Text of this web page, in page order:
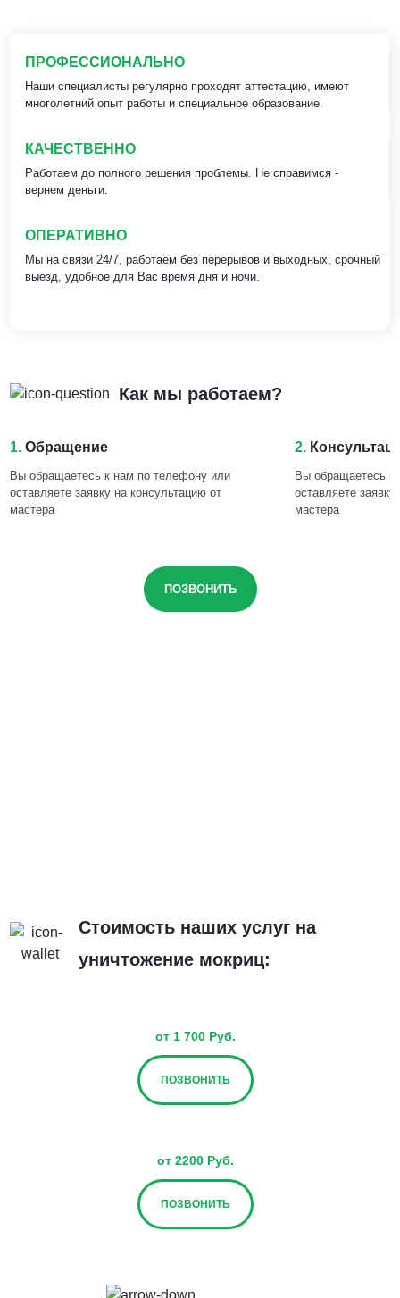
ПРОФЕССИОНАЛЬНО
Наши специалисты регулярно проходят аттестацию, имеют
многолетний опыт работы и специальное образование.
КАЧЕСТВЕННО
Работаем до полного решения проблемы. Не справимся -
вернем деньги.
ОПЕРАТИВНО
Мы на связи 24/7, работаем без перерывов и выходных, срочный
выезд, удобное для Вас время дня и ночи.
Как мы работаем?
1. Обращение
Вы обращаетесь к нам по телефону или
оставляете заявку на консультацию от
мастера
2.
Вы обращаетесь
оставляете
мастера
ПОЗВОНИТЬ
Стоимость наших услуг на
уничтожение мокриц:
от 1 700 Руб.
ПОЗВОНИТЬ
от 2200 Руб.
ПОЗВОНИТЬ